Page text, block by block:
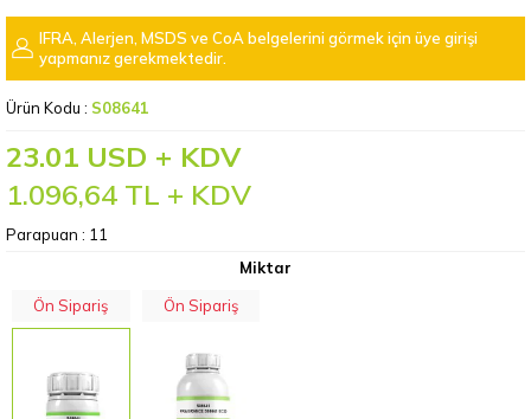
IFRA, Alerjen, MSDS ve CoA belgelerini görmek için üye girişi
yapmanız gerekmektedir.
Ürün Kodu : S08641
23.01 USD + KDV
1.096,64 TL + KDV
Parapuan : 11
Miktar
Ön Sipariş
Ön Sipariş